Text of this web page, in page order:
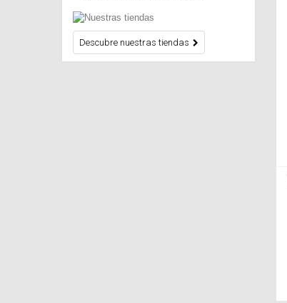
Descubre nuestras tiendas